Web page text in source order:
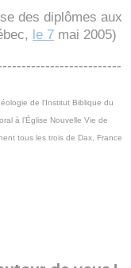
des diplômes aux
le 7 mai 2005)
de l'Institut Biblique du
à l’Église Nouvelle Vie de
tous les trois de Dax, France